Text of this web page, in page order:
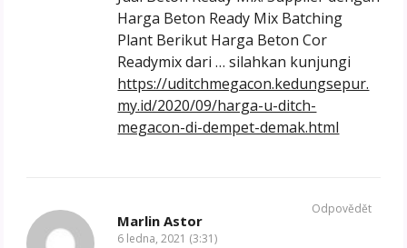
Harga Beton Ready Mix Batching
Plant Berikut Harga Beton Cor
Readymix dari … silahkan kunjungi
https://uditchmegacon.kedungsepur.
my.id/2020/09/harga-u-ditch-
megacon-di-dempet-demak.html
Marlin Astor
6 ledna, 2021 (3:31)
Odpovědět